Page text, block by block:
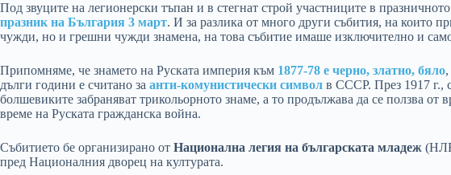
Под звуците на легионерски тъпан и в стегнат строй участниците в
празник на България 3 март. И за разлика от много други събития, на които
чужди, но и грешни чужди знамена, на това събитие имаше изключително и
Припомняме, че знамето на Руската империя към 1877-78 е черно, златно, бяло
дълги години е считано за анти-комунистически символ в СССР. През 1917 г.,
болшевиките забраняват трикольорното знаме, а то продължава да се ползва от
време на Руската гражданска война.
Събитието бе организирано от Национална легия на българската младеж
пред Националния дворец на културата.